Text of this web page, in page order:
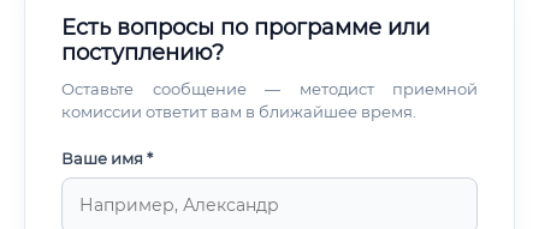
Есть вопросы по программе или
поступлению?
Оставьте сообщение — методист приемной
комиссии ответит вам в ближайшее время.
Ваше имя *